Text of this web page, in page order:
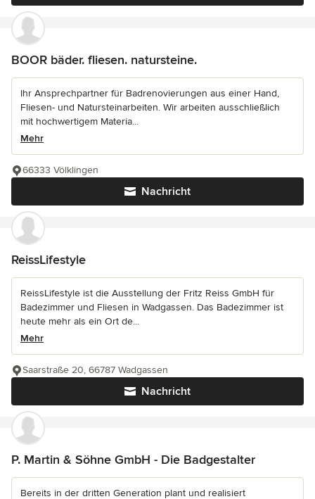
BOOR bäder. fliesen. natursteine.
Ihr Ansprechpartner für Badrenovierungen aus einer Hand,
Fliesen- und Natursteinarbeiten. Wir arbeiten ausschließlich
mit hochwertigem Materia...
Mehr
Nachricht
66333 Völklingen
ReissLifestyle
ReissLifestyle ist die Ausstellung der Fritz Reiss GmbH für
Badezimmer und Fliesen in Wadgassen. Das Badezimmer ist
heute mehr als ein Ort de...
Mehr
Nachricht
Saarstraße 20, 66787 Wadgassen
P. Martin & Söhne GmbH - Die Badgestalter
Bereits in der dritten Generation plant und realisiert